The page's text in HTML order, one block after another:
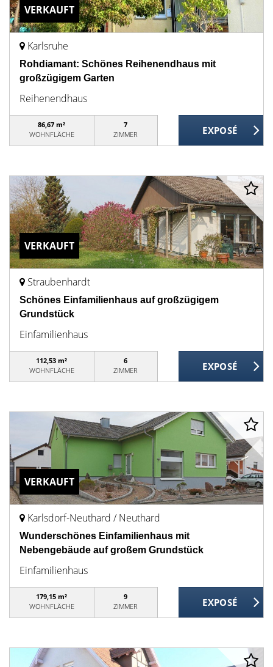
VERKAUFT
Karlsruhe
Rohdiamant: Schönes Reihenendhaus mit
großzügigem Garten
Reihenendhaus
86,67 m²
WOHNFLÄCHE
7
ZIMMER
VERKAUFT
Straubenhardt
Schönes Einfamilienhaus auf großzügigem
Grundstück
Einfamilienhaus
112,53 m²
WOHNFLÄCHE
6
ZIMMER
VERKAUFT
Karlsdorf-Neuthard / Neuthard
Wunderschönes Einfamilienhaus mit
Nebengebäude auf großem Grundstück
Einfamilienhaus
179,15 m²
WOHNFLÄCHE
9
ZIMMER